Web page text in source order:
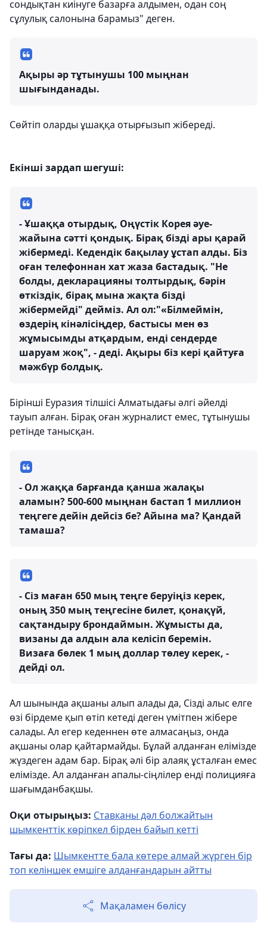
сондықтан киінуге базарға алдымен, одан соң
сұлулық салонына барамыз" деген.
Ақыры әр тұтынушы 100 мыңнан
шығынданады.
Сөйтіп оларды ұшаққа отырғызып жібереді.
Екінші зардап шегуші:
- Ұшаққа отырдық, Оңүстік Корея әуе-
жайына сәтті қондық. Бірақ бізді ары қарай
жібермеді. Кедендік бақылау ұстап алды. Біз
оған телефоннан хат жаза бастадық. "Не
болды, декларацияны толтырдық, бәрін
өткіздік, бірақ мына жақта бізді
жібермейді" дейміз. Ал ол:"«Білмеймін,
өздерің кінәлісіңдер, бастысы мен өз
жұмысымды атқардым, енді сендерде
шаруам жоқ", - деді. Ақыры біз кері қайтуға
мәжбүр болдық.
Бірінші Еуразия тілшісі Алматыдағы әлгі әйелді
тауып алған. Бірақ оған журналист емес, тұтынушы
ретінде танысқан.
- Ол жаққа барғанда қанша жалақы
аламын? 500-600 мыңнан бастап 1 миллион
теңгеге дейін дейсіз бе? Айына ма? Қандай
тамаша?
- Сіз маған 650 мың теңге беруіңіз керек,
оның 350 мың теңгесіне билет, қонақүй,
сақтандыру брондаймын. Жұмысты да,
визаны да алдын ала келісіп беремін.
Визаға бөлек 1 мың доллар төлеу керек, -
дейді ол.
Ал шынында ақшаны алып алады да, Сізді алыс елге
өзі бірдеме қып өтіп кетеді деген үмітпен жібере
салады. Ал егер кеденнен өте алмасаңыз, онда
ақшаны олар қайтармайды. Бұлай алданған елімізде
жүздеген адам бар. Бірақ әлі бір алаяқ ұсталған емес
елімізде. Ал алданған апалы-сіңлілер енді полицияға
шағымданбақшы.
Оқи отырыңыз: Ставканы дәл болжайтын
шымкенттік көріпкел бірден байып кетті
Тағы да: Шымкентте бала көтере алмай жүрген бір
топ келіншек емшіге алданғандарын айтты
Мақаламен бөлісу